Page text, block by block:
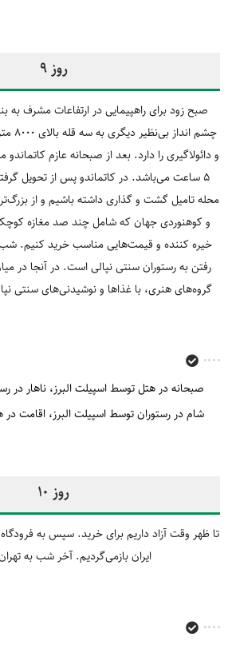
روز 9
صبح زود برای راهپیمایی در ارتفاعات مشرف به
چشم
و دائولاگیری را دارد. بعد از صبحانه عازم
5 ساعت می‌باشد. در کاتماندو پس از تحویل
محله تامیل گشت و گذاری داشته باشیم و از
و کوهنوردی جهان که شامل چند صد مغازه
خیره کننده و قیمت‌هایی مناسب خرید کنیم. شب
رفتن به رستوران سنتی نپالی است. در آنجا در
گروه‌های هنری، با غذاها و نوشیدنی‌های سنتی
صبحانه در هتل توسط اسپیلت البرز ناهار در
شام در رستوران توسط اسپیلت البرز اقامت در هتل 4
روز 10
تا ظهر وقت آزاد داریم برای خرید. سپس به
ایران بازمی‌گردیم. آخر شب به